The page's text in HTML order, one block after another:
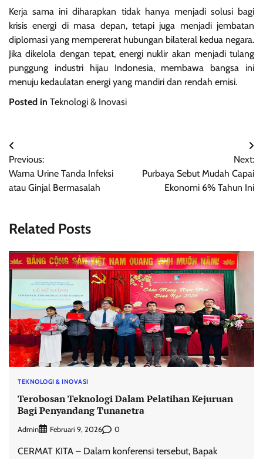
Kerja sama ini diharapkan tidak hanya menjadi solusi bagi
krisis energi di masa depan, tetapi juga menjadi jembatan
diplomasi yang mempererat hubungan bilateral kedua negara.
Jika dikelola dengan tepat, energi nuklir akan menjadi tulang
punggung industri hijau Indonesia, membawa bangsa ini
menuju kedaulatan energi yang mandiri dan rendah emisi.
Posted in Teknologi & Inovasi
Navigasi
pos
Previous:
Warna Urine Tanda Infeksi
atau Ginjal Bermasalah
Next:
Purbaya Sebut Mudah Capai
Ekonomi 6% Tahun Ini
Related Posts
TEKNOLOGI & INOVASI
Terobosan Teknologi Dalam Pelatihan Kejuruan
Bagi Penyandang Tunanetra
Admin Februari 9, 2026 0
CERMAT KITA – Dalam konferensi tersebut, Bapak